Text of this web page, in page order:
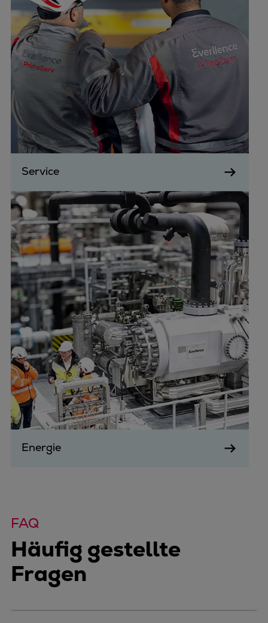
Service
Energie
FAQ
Häufig gestellte
Fragen